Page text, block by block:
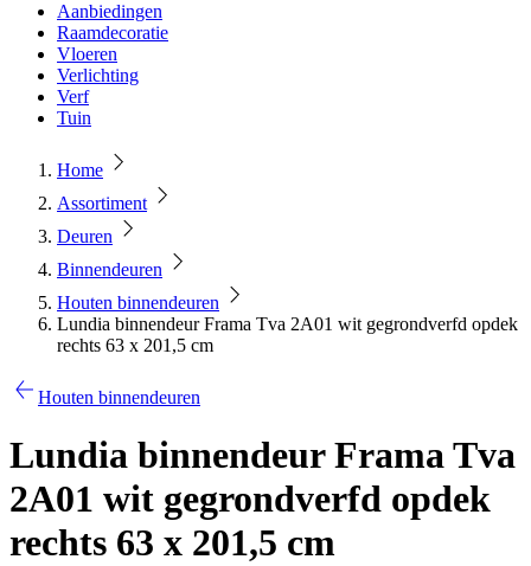
Aanbiedingen
Raamdecoratie
Vloeren
Verlichting
Verf
Tuin
Home
Assortiment
Deuren
Binnendeuren
Houten binnendeuren
Lundia binnendeur Frama Tva 2A01 wit gegrondverfd opdek
rechts 63 x 201,5 cm
Houten binnendeuren
Lundia binnendeur Frama Tva
2A01 wit gegrondverfd opdek
rechts 63 x 201,5 cm